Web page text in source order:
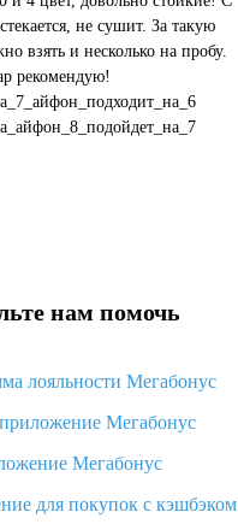
не сушит. За такую
взять и несколько на пробу.
рекомендую!
нам помочь
лояльности Мегабонус
Мегабонус
Мегабонус
для покупок с кэшбэком